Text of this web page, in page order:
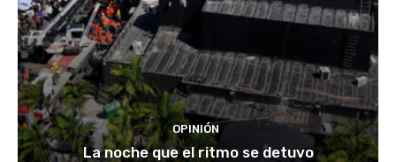
OPINIÓN
La noche que el ritmo se detuvo